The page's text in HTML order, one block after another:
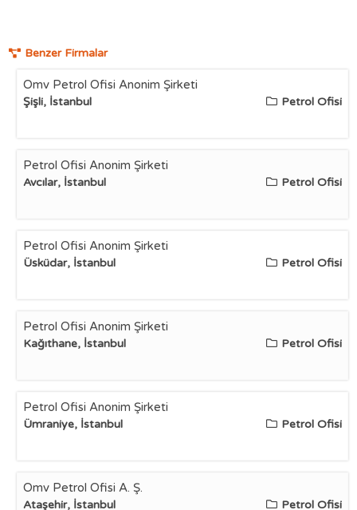
Benzer Firmalar
Omv Petrol Ofisi Anonim Şirketi
Şişli, İstanbul Petrol Ofisi
Petrol Ofisi Anonim Şirketi
Avcılar, İstanbul Petrol Ofisi
Petrol Ofisi Anonim Şirketi
Üsküdar, İstanbul Petrol Ofisi
Petrol Ofisi Anonim Şirketi
Kağıthane, İstanbul Petrol Ofisi
Petrol Ofisi Anonim Şirketi
Ümraniye, İstanbul Petrol Ofisi
Omv Petrol Ofisi A. Ş.
Ataşehir, İstanbul Petrol Ofisi